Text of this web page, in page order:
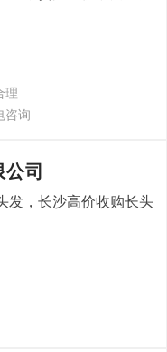
理
咨询
司
发，长沙高价收购长头